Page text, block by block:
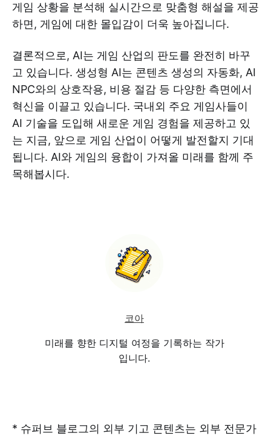
게임 상황을 분석해 실시간으로 맞춤형 해설을 제공
하면, 게임에 대한 몰입감이 더욱 높아집니다.
결론적으로, AI는 게임 산업의 판도를 완전히 바꾸
고 있습니다. 생성형 AI는 콘텐츠 생성의 자동화, AI
NPC와의 상호작용, 비용 절감 등 다양한 측면에서
혁신을 이끌고 있습니다. 국내외 주요 게임사들이
AI 기술을 도입해 새로운 게임 경험을 제공하고 있
는 지금, 앞으로 게임 산업이 어떻게 발전할지 기대
됩니다. AI와 게임의 융합이 가져올 미래를 함께 주
목해봅시다.
코아
미래를 향한 디지털 여정을 기록하는 작가
입니다.
* 슈퍼브 블로그의 외부 기고 콘텐츠는 외부 전문가